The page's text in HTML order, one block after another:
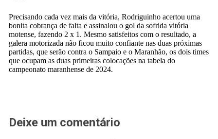
Precisando cada vez mais da vitória, Rodriguinho acertou uma
bonita cobrança de falta e assinalou o gol da sofrida vitória
motense, fazendo 2 x 1. Mesmo satisfeitos com o resultado, a
galera motorizada não ficou muito confiante nas duas próximas
partidas, que serão contra o Sampaio e o Maranhão, os dois times
que ocupam as duas primeiras colocações na tabela do
campeonato maranhense de 2024.
Deixe um comentário